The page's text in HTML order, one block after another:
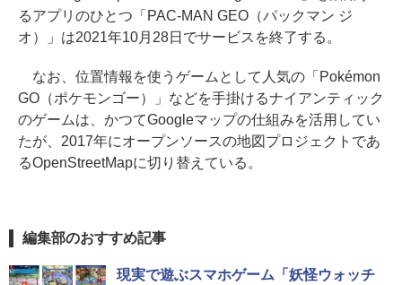
るアプリのひとつ「PAC-MAN GEO（パックマン ジ
オ）」は2021年10月28日でサービスを終了する。
なお、位置情報を使うゲームとして人気の「Pokémon
GO（ポケモンゴー）」などを手掛けるナイアンティック
のゲームは、かつてGoogleマップの仕組みを活用してい
たが、2017年にオープンソースの地図プロジェクトであ
るOpenStreetMapに切り替えている。
編集部のおすすめ記事
現実で遊ぶスマホゲーム「妖怪ウォッチ